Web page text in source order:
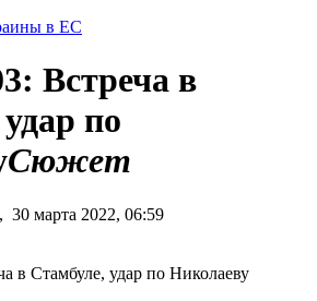
в ЕС
Встреча в
по
Сюжет
, 30 марта 2022, 06:59